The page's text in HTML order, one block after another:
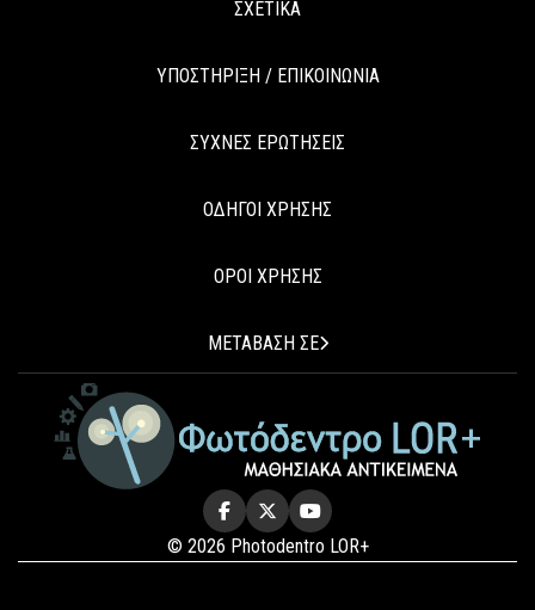
ΣΧΕΤΙΚΑ
ΥΠΟΣΤΗΡΙΞΗ / ΕΠΙΚΟΙΝΩΝΙΑ
ΣΥΧΝΕΣ ΕΡΩΤΗΣΕΙΣ
ΟΔΗΓΟΙ ΧΡΗΣΗΣ
ΟΡΟΙ ΧΡΗΣΗΣ
ΜΕΤΑΒΑΣΗ ΣΕ
© 2026 Photodentro LOR+